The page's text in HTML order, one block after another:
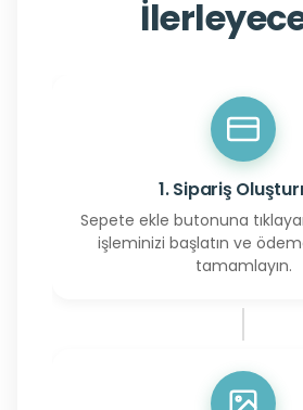
1. Sipariş
Sepete ekle butonuna
işleminizi başlatın ve
tamamlayın.